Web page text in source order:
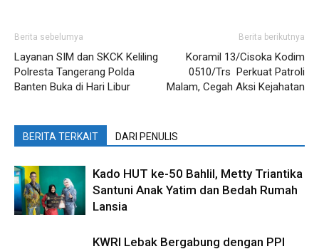
Berita sebelumya
Layanan SIM dan SKCK Keliling
Polresta Tangerang Polda
Banten Buka di Hari Libur
Berita berikutnya
Koramil 13/Cisoka Kodim
0510/Trs Perkuat Patroli
Malam, Cegah Aksi Kejahatan
BERITA TERKAIT DARI PENULIS
Kado HUT ke-50 Bahlil, Metty Triantika
Santuni Anak Yatim dan Bedah Rumah
Lansia
KWRI Lebak Bergabung dengan PPI